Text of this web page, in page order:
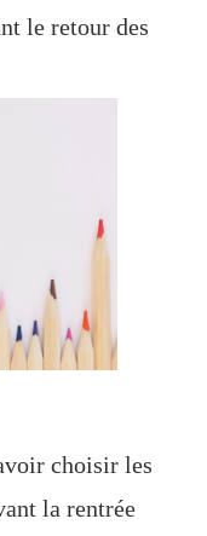
le retour des
choisir les
la rentrée